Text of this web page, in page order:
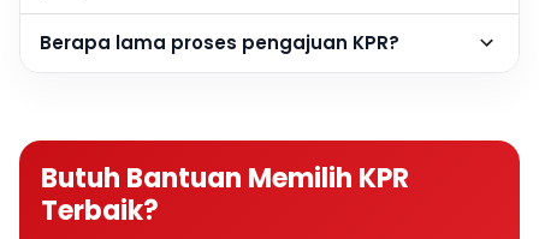
Berapa lama proses pengajuan KPR?
Butuh Bantuan Memilih KPR
Terbaik?